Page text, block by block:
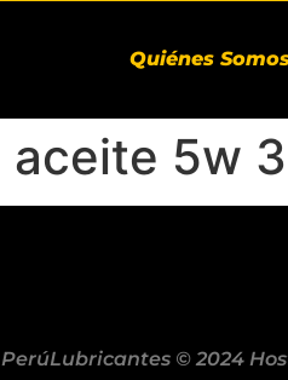
Quiénes
aceite 5w
PerúLubricantes © 2024